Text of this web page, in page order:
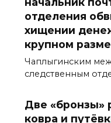
отделения
хищении
крупном
Чаплыгинским
следственным
Две «бронзы»
ковра и